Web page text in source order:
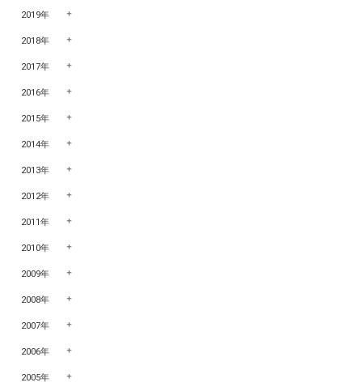
2019年
2018年
2017年
2016年
2015年
2014年
2013年
2012年
2011年
2010年
2009年
2008年
2007年
2006年
2005年